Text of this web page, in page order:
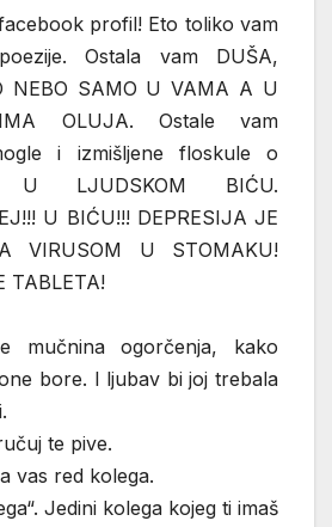
profil! Eto toliko vam
Ostala vam DUŠA,
NEBO SAMO U VAMA A U
OLUJA. Ostale vam
i izmišljene floskule o
U LJUDSKOM BIĆU.
U BIĆU!!! DEPRESIJA JE
VIRUSOM U STOMAKU!
TABLETA!
mučnina ogorčenja, kako
bore. I ljubav bi joj trebala
te pive.
vas red kolega.
Jedini kolega kojeg ti imaš